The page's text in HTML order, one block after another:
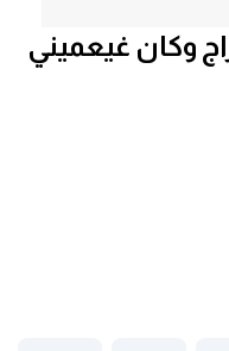
وكان غيعميني